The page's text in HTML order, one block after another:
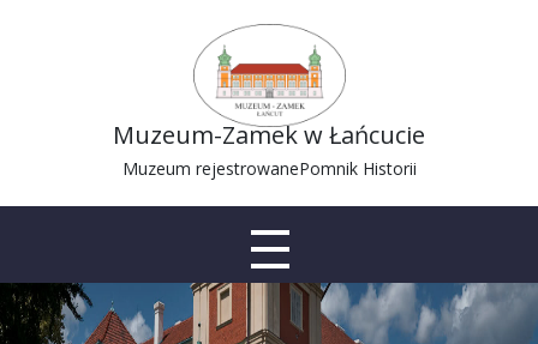
Muzeum-Zamek w Łańcucie
Muzeum rejestrowanePomnik Historii